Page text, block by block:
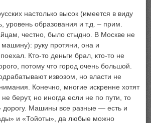
настолько высок (имеется в виду
уровень образования и т.д. – прим.
честно, было стыдно. В Москве не
машину): руку протяни, она и
Кто-то деньги брал, кто-то не
потому что город очень большой.
извозом, но власти не
Конечно, многие искренне хотят
берут, но иногда если не по пути, то
дорогу. Машины все разные — есть и
и «Тойоты», да любые можно